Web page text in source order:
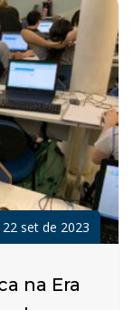
22 set de 2023
na Era